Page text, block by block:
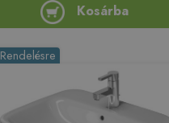
Kosárba
Rendelésre